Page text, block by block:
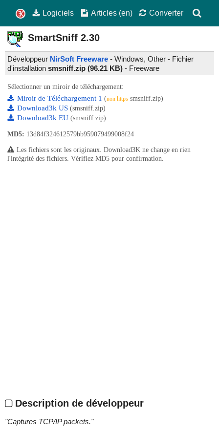
Logiciels Articles (en) Converter
SmartSniff 2.30
Développeur NirSoft Freeware - Windows, Other - Fichier
d'installation smsniff.zip (96.21 KB) - Freeware
Sélectionner un miroir de téléchargement:
Miroir de Téléchargement 1 (non https smsniff.zip)
Download3k US (smsniff.zip)
Download3k EU (smsniff.zip)
MD5: 13d84f324612579bb959079499008f24
Les fichiers sont les originaux. Download3K ne change en rien
l'intégrité des fichiers. Vérifiez MD5 pour confirmation.
Description de développeur
"Captures TCP/IP packets."